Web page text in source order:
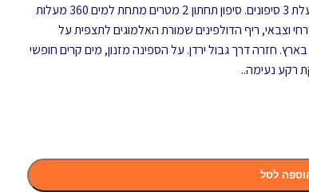
מעלות
וצבאי, ריף הדולפינים שמורת האלמוגים לתצפית על
חזרה דרך גבול ירדן. על הספינה מזנון, מים קרים חופשי
רקע נעימה..
לסל